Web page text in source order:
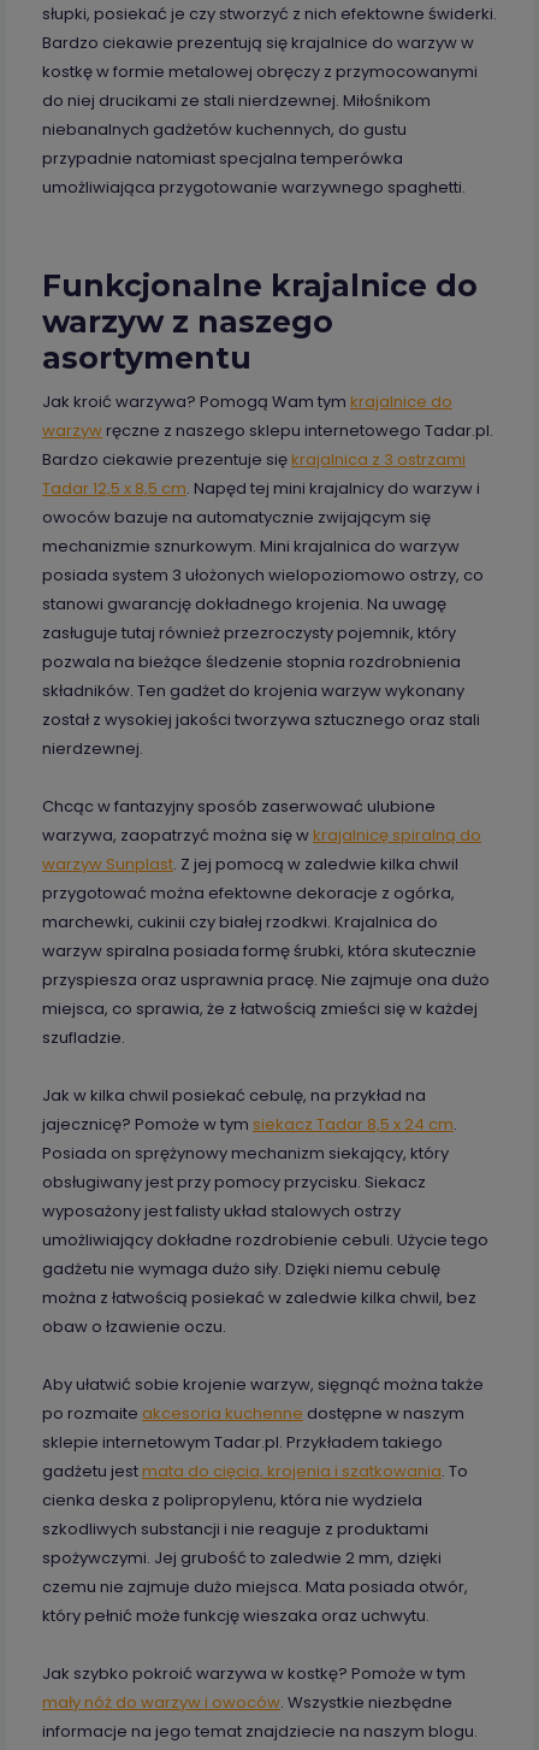
słupki, posiekać je czy stworzyć z nich efektowne świderki.
Bardzo ciekawie prezentują się krajalnice do warzyw w
kostkę w formie metalowej obręczy z przymocowanymi
do niej drucikami ze stali nierdzewnej. Miłośnikom
niebanalnych gadżetów kuchennych, do gustu
przypadnie natomiast specjalna temperówka
umożliwiająca przygotowanie warzywnego spaghetti.
Funkcjonalne krajalnice do
warzyw z naszego
asortymentu
Jak kroić warzywa? Pomogą Wam tym krajalnice do
warzyw ręczne z naszego sklepu internetowego Tadar.pl.
Bardzo ciekawie prezentuje się krajalnica z 3 ostrzami
Tadar 12,5 x 8,5 cm. Napęd tej mini krajalnicy do warzyw i
owoców bazuje na automatycznie zwijającym się
mechanizmie sznurkowym. Mini krajalnica do warzyw
posiada system 3 ułożonych wielopoziomowo ostrzy, co
stanowi gwarancję dokładnego krojenia. Na uwagę
zasługuje tutaj również przezroczysty pojemnik, który
pozwala na bieżące śledzenie stopnia rozdrobnienia
składników. Ten gadżet do krojenia warzyw wykonany
został z wysokiej jakości tworzywa sztucznego oraz stali
nierdzewnej.
Chcąc w fantazyjny sposób zaserwować ulubione
warzywa, zaopatrzyć można się w krajalnicę spiralną do
warzyw Sunplast. Z jej pomocą w zaledwie kilka chwil
przygotować można efektowne dekoracje z ogórka,
marchewki, cukinii czy białej rzodkwi. Krajalnica do
warzyw spiralna posiada formę śrubki, która skutecznie
przyspiesza oraz usprawnia pracę. Nie zajmuje ona dużo
miejsca, co sprawia, że z łatwością zmieści się w każdej
szufladzie.
Jak w kilka chwil posiekać cebulę, na przykład na
jajecznicę? Pomoże w tym siekacz Tadar 8,5 x 24 cm.
Posiada on sprężynowy mechanizm siekający, który
obsługiwany jest przy pomocy przycisku. Siekacz
wyposażony jest falisty układ stalowych ostrzy
umożliwiający dokładne rozdrobienie cebuli. Użycie tego
gadżetu nie wymaga dużo siły. Dzięki niemu cebulę
można z łatwością posiekać w zaledwie kilka chwil, bez
obaw o łzawienie oczu.
Aby ułatwić sobie krojenie warzyw, sięgnąć można także
po rozmaite akcesoria kuchenne dostępne w naszym
sklepie internetowym Tadar.pl. Przykładem takiego
gadżetu jest mata do cięcia, krojenia i szatkowania. To
cienka deska z polipropylenu, która nie wydziela
szkodliwych substancji i nie reaguje z produktami
spożywczymi. Jej grubość to zaledwie 2 mm, dzięki
czemu nie zajmuje dużo miejsca. Mata posiada otwór,
który pełnić może funkcję wieszaka oraz uchwytu.
Jak szybko pokroić warzywa w kostkę? Pomoże w tym
mały nóż do warzyw i owoców. Wszystkie niezbędne
informacje na jego temat znajdziecie na naszym blogu.